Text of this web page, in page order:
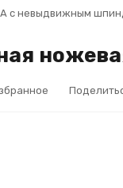
с невыдвижным